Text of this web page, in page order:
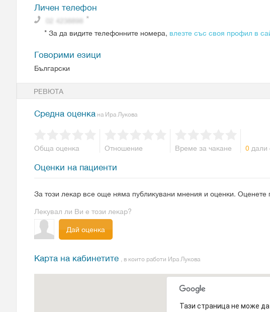
Личен телефон
* За да видите телефонните номера, влезте със своя профил в
Говорими езици
Български
РЕВЮТА
Средна оценка на Ира Лукова
Обща оценка Отношение Време за чакане 0 дали
Оценки на пациенти
За този лекар все още няма публикувани мнения и оценки. Оценете
Лекувал ли Ви е този лекар?
Дай оценка
Карта на кабинетите , в които работи Ира Лукова
Тази страница не може